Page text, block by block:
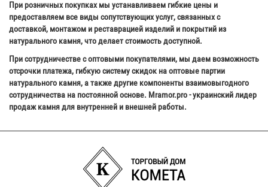
При розничных покупках мы устанавливаем гибкие цены и
предоставляем все виды сопутствующих услуг, связанных с
доставкой, монтажом и реставрацией изделий и покрытий из
натурального камня, что делает стоимость доступной.
При сотрудничестве с оптовыми покупателями, мы даем возможность
отсрочки платежа, гибкую систему скидок на оптовые партии
натурального камня, а также другие компоненты взаимовыгодного
сотрудничества на постоянной основе. Mramor.pro - украинский лидер
продаж камня для внутренней и внешней работы.